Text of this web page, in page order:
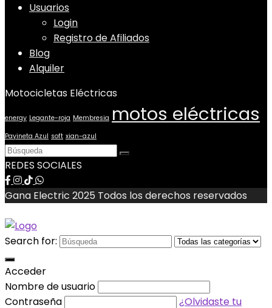
Usuarios
Login
Registro de Afiliados
Blog
Alquiler
Motocicletas Eléctricas
energy Legante-roja Membresia motos eléctricas
Payineta Azul soft xian-azul
REDES SOCIALES
Gana Electric 2025 Todos los derechos reservados
Search for:
Acceder
Nombre de usuario
Contraseña
¿Olvidaste tu